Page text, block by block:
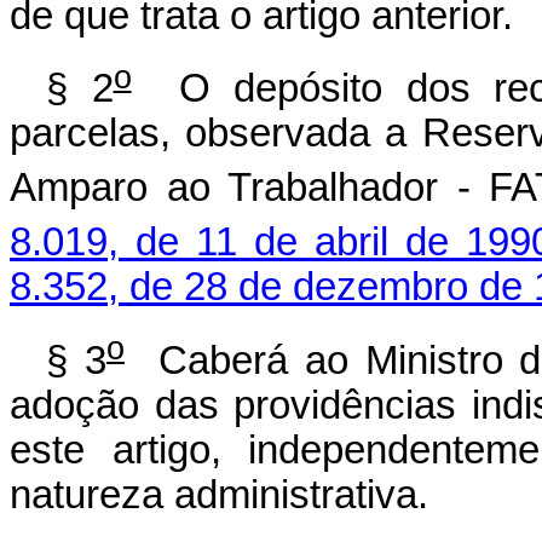
de que trata o artigo anterior.
§ 2oO depósito dos
parcelas, observada a
Amparo ao Trabalhador -
8.019, de 11 de abril de
8.352, de 28 de dezembro de
§ 3oCaberá ao Ministro
adoção das providências
este artigo,
natureza administrativa.